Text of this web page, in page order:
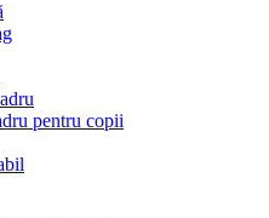
pentru copii